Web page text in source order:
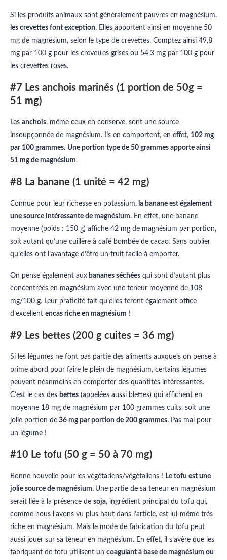
Si les produits animaux sont généralement pauvres en magnésium,
les crevettes font exception. Elles apportent ainsi en moyenne 50
mg de magnésium, selon le type de crevettes. Comptez ainsi 49,8
mg par 100 g pour les crevettes grises ou 54,3 mg par 100 g pour
les crevettes roses.
#7 Les anchois marinés (1 portion de 50g =
51 mg)
Les anchois, même ceux en conserve, sont une source
insoupçonnée de magnésium. Ils en comportent, en effet, 102 mg
par 100 grammes. Une portion type de 50 grammes apporte ainsi
51 mg de magnésium.
#8 La banane (1 unité = 42 mg)
Connue pour leur richesse en potassium, la banane est également
une source intéressante de magnésium. En effet, une banane
moyenne (poids : 150 g) affiche 42 mg de magnésium par portion,
soit autant qu’une cuillère à café bombée de cacao. Sans oublier
qu’elles ont l’avantage d’être un fruit facile à emporter.
On pense également aux bananes séchées qui sont d’autant plus
concentrées en magnésium avec une teneur moyenne de 108
mg/100 g. Leur praticité fait qu’elles feront également office
d’excellent encas riche en magnésium !
#9 Les bettes (200 g cuites = 36 mg)
Si les légumes ne font pas partie des aliments auxquels on pense à
prime abord pour faire le plein de magnésium, certains légumes
peuvent néanmoins en comporter des quantités intéressantes.
C’est le cas des bettes (appelées aussi blettes) qui affichent en
moyenne 18 mg de magnésium par 100 grammes cuits, soit une
jolie portion de 36 mg par portion de 200 grammes. Pas mal pour
un légume !
#10 Le tofu (50 g = 50 à 70 mg)
Bonne nouvelle pour les végétariens/végétaliens ! Le tofu est une
jolie source de magnésium. Une partie de sa teneur en magnésium
serait liée à la présence de soja, ingrédient principal du tofu qui,
comme nous l’avons vu plus haut dans l’article, est lui-même très
riche en magnésium. Mais le mode de fabrication du tofu peut
aussi jouer sur sa teneur en magnésium. En effet, il s’avère que les
fabriquant de tofu utilisent un coagulant à base de magnésium ou